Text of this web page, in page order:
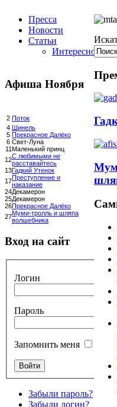
Пресса
Новости
Статьи
Интересное
Афиша Ноября
2 Поток
4 Шинель
5 Прекрасное Далёко
6 Свет-Луна
11Маленький принц
12С любимыми не
расставайтесь
13Гадкий Утенок
17Преступление и
наказание
24Декамерон
25Декамерон
26Прекрасное Далёко
27Муми-тролль и шляпа
волшебника
Вход на сайт
Логин
Пароль
Запомнить меня
Забыли пароль?
Забыли логин?